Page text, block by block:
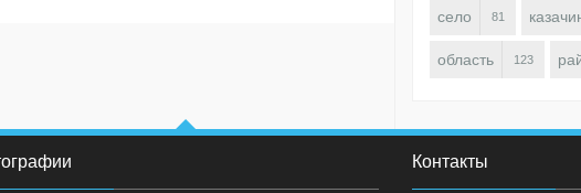
село 81
область 123
Контакты